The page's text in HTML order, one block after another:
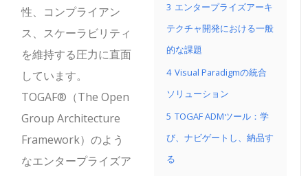
3 エンタープライズアーキ
テクチャ開発における一般
的な課題
4 Visual Paradigmの統合
ソリューション
5 TOGAF ADMツール：学
び、ナビゲートし、納品す
る
性、コンプライアン
ス、スケーラビリティ
を維持する圧力に直面
しています。
TOGAF®（The Open
Group Architecture
Framework）のよう
なエンタープライズア